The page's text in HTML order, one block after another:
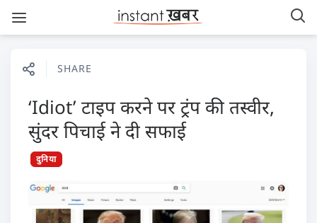
SHARE
‘Idiot’ टाइप करने पर ट्रंप की तस्वीर,
सुंदर पिचाई ने दी सफाई
दुनिया